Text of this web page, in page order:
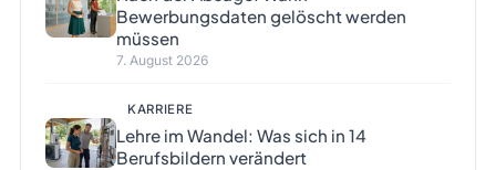
Bewerbungsdaten gelöscht werden
müssen
7. August 2026
KARRIERE
Lehre im Wandel: Was sich in 14
Berufsbildern verändert